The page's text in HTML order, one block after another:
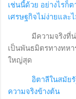
เช่นนี้ด้วย อย่างไรก็
เศรษฐกิจไม่ง่ายและ
มีความจริงที่
เป็นพันธมิตรทางทห
ใหญ่สุด
อิตาลีในสมัย
ความจริงข้างต้น